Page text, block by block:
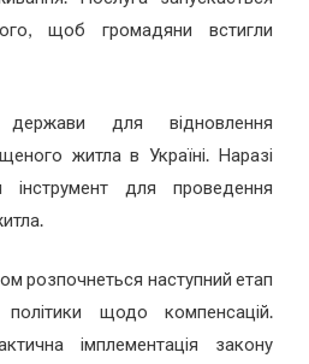
щоб громадяни встигли
для відновлення
житла в Україні. Наразі
інструмент для проведення
розпочнеться наступний етап
політики щодо компенсацій.
імплементація закону